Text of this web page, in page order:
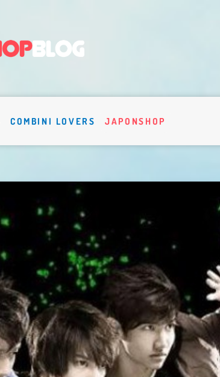
COMBINI LOVERS JAPONSHOP